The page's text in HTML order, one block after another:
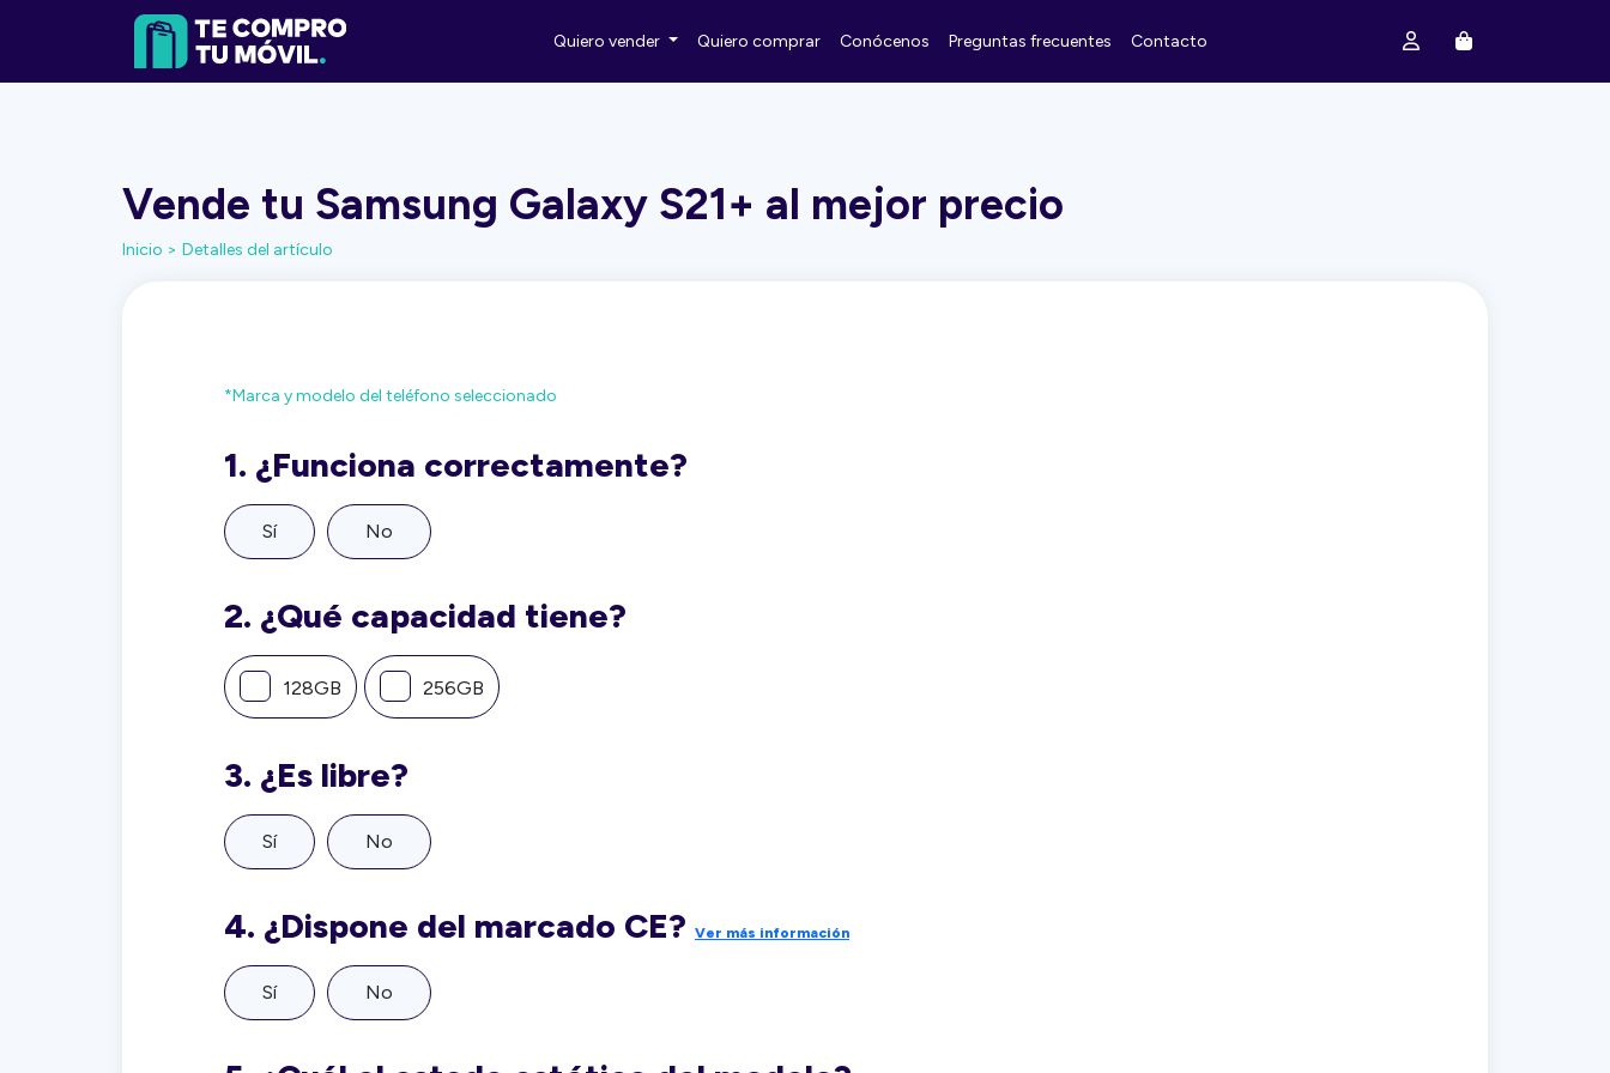
Quiero vender Quiero comprar Conócenos Preguntas frecuentes Contacto
Vende tu Samsung Galaxy S21+ al mejor precio
Inicio > Detalles del artículo
*Marca y modelo del teléfono seleccionado
1. ¿Funciona correctamente?
Sí No
2. ¿Qué capacidad tiene?
128GB 256GB
3. ¿Es libre?
Sí No
4. ¿Dispone del marcado CE? Ver más información
Sí No